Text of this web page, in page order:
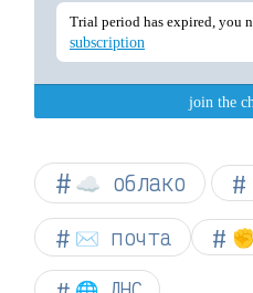
☁︎ облако
✉️ почта